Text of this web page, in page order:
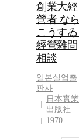
創業大經
營者 な
こうすゐ
經營雜問
相談
일본실업출
판사
日本實業
出版社
1970